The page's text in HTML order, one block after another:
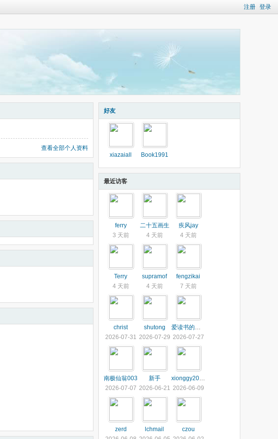
注册 登录
查看全部个人资料
好友
xiazaiall Book1991
最近访客
ferry
3 天前
二十五画生
4 天前
疾风jay
4 天前
Terry
4 天前
supramof
4 天前
fengzikai
7 天前
christ
2026-07-31
shutong
2026-07-29
爱读书的小牛马
2026-07-27
南极仙翁003
2026-07-07
新手
2026-06-21
xionggy2013
2026-06-09
zerd
lchmail
czou